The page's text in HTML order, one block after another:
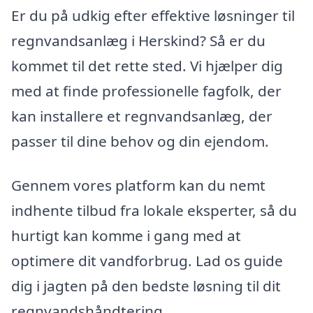
Er du på udkig efter effektive løsninger til
regnvandsanlæg i Herskind? Så er du
kommet til det rette sted. Vi hjælper dig
med at finde professionelle fagfolk, der
kan installere et regnvandsanlæg, der
passer til dine behov og din ejendom.
Gennem vores platform kan du nemt
indhente tilbud fra lokale eksperter, så du
hurtigt kan komme i gang med at
optimere dit vandforbrug. Lad os guide
dig i jagten på den bedste løsning til dit